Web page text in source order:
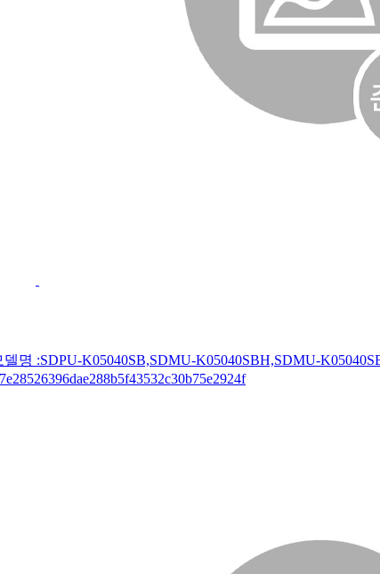
명 :SDPU-K05040SB,SDMU-K05040SBH,SDMU-